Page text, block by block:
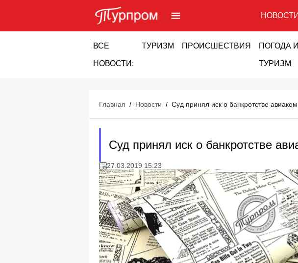
НОВОСТИ
ВСЕ
НОВОСТИ:
ТУРИЗМ ПРОИСШЕСТВИЯ ПОГОДА И
ТУРИЗМ
Главная / Новости / Суд принял иск о банкротстве
Суд принял иск о банкротстве
27.03.2019 15:23